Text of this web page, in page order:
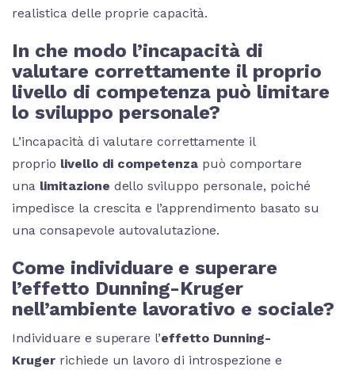
realistica delle proprie capacità.
In che modo l’incapacità di
valutare correttamente il proprio
livello di competenza può limitare
lo sviluppo personale?
L’incapacità di valutare correttamente il
proprio livello di competenza può comportare
una limitazione dello sviluppo personale, poiché
impedisce la crescita e l’apprendimento basato su
una consapevole autovalutazione.
Come individuare e superare
l’effetto Dunning-Kruger
nell’ambiente lavorativo e sociale?
Individuare e superare l’effetto Dunning-
Krugerrichiede un lavoro di introspezione e